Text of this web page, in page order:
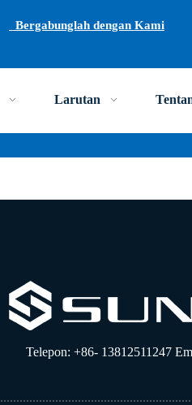
Bergabunglah dengan Kami
Larutan
Telepon: +86- 13812511247